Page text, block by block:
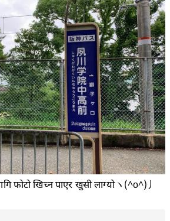
फोटो खिच्न पाएर खुसी लाग्योヽ(^o^)丿